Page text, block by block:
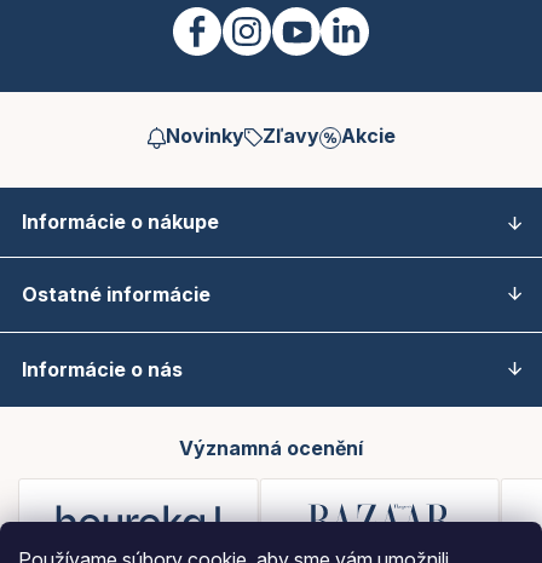
Novinky Zľavy Akcie
Informácie o nákupe
Ostatné informácie
Informácie o nás
Významná ocenění